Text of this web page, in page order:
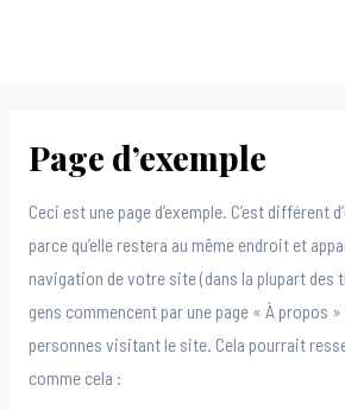
Page d’exemple
Ceci est une page d’exemple. C’est différent
parce qu’elle restera au même endroit et
navigation de votre site (dans la plupart des
gens commencent par une page « À propos
personnes visitant le site. Cela pourrait
comme cela :